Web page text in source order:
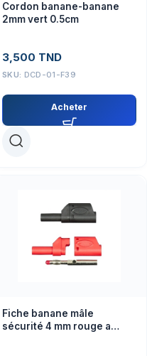
Cordon banane-banane
2mm vert 0.5cm
3,500 TND
SKU: DCD-01-F39
Acheter
Fiche banane mâle
sécurité 4 mm rouge a